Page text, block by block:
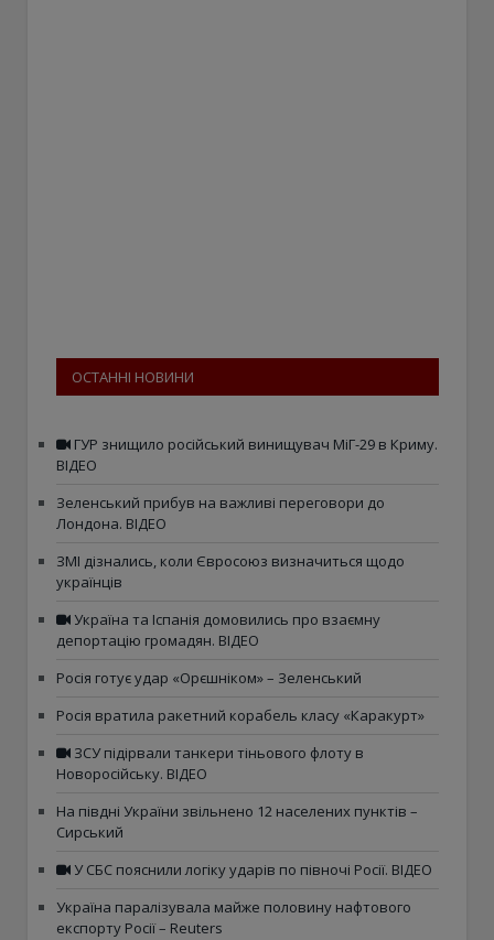
ОСТАННІ НОВИНИ
ГУР знищило російський винищувач МіГ-29 в Криму.
ВІДЕО
Зеленський прибув на важливі переговори до
Лондона. ВІДЕО
ЗМІ дізнались, коли Євросоюз визначиться щодо
українців
Україна та Іспанія домовились про взаємну
депортацію громадян. ВІДЕО
Росія готує удар «Орєшніком» – Зеленський
Росія вратила ракетний корабель класу «Каракурт»
ЗСУ підірвали танкери тіньового флоту в
Новоросійську. ВІДЕО
На півдні України звільнено 12 населених пунктів –
Сирський
У СБС пояснили логіку ударів по півночі Росії. ВІДЕО
Україна паралізувала майже половину нафтового
експорту Росії – Reuters